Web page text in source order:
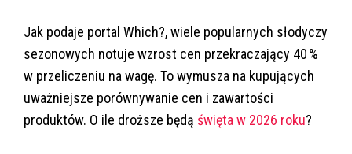
Jak podaje portal Which?, wiele popularnych słodyczy
sezonowych notuje wzrost cen przekraczający 40 %
w przeliczeniu na wagę. To wymusza na kupujących
uważniejsze porównywanie cen i zawartości
produktów. O ile droższe będą święta w 2026 roku?